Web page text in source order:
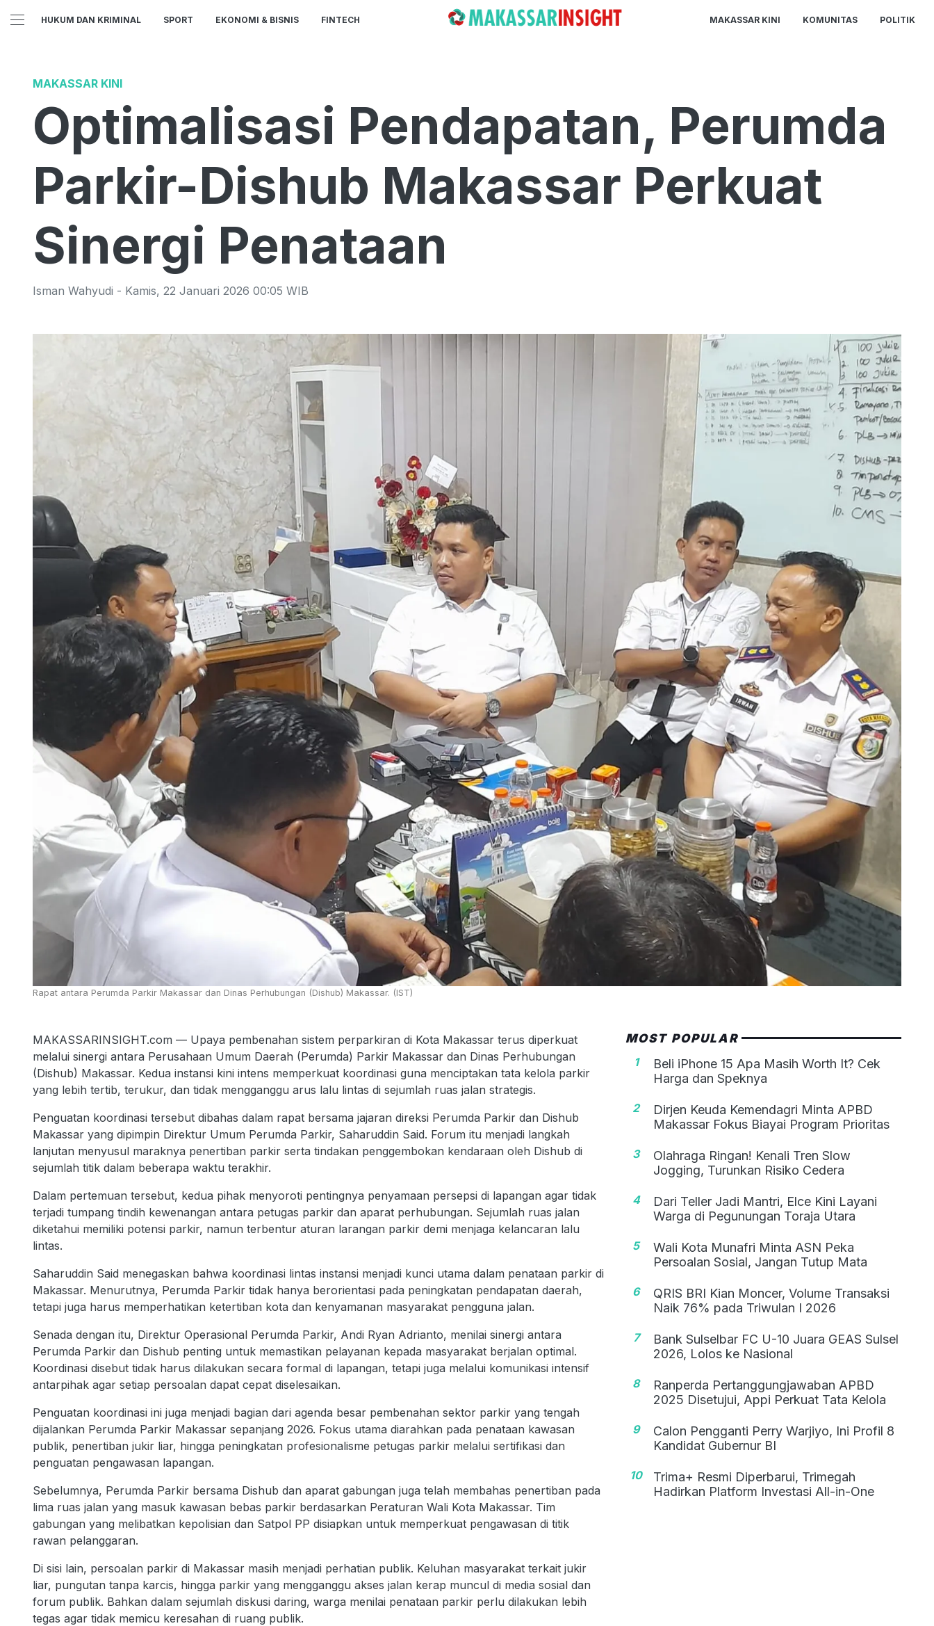
HUKUM DAN KRIMINAL SPORT EKONOMI & BISNIS FINTECH MAKASSAR KINI KOMUNITAS POLITIK
MAKASSAR KINI
Optimalisasi Pendapatan, Perumda
Parkir-Dishub Makassar Perkuat
Sinergi Penataan
Isman Wahyudi - Kamis, 22 Januari 2026 00:05 WIB
Rapat antara Perumda Parkir Makassar dan Dinas Perhubungan (Dishub) Makassar. (IST)
MAKASSARINSIGHT.com — Upaya pembenahan sistem perparkiran di Kota Makassar terus diperkuat
melalui sinergi antara Perusahaan Umum Daerah (Perumda) Parkir Makassar dan Dinas Perhubungan
(Dishub) Makassar. Kedua instansi kini intens memperkuat koordinasi guna menciptakan tata kelola parkir
yang lebih tertib, terukur, dan tidak mengganggu arus lalu lintas di sejumlah ruas jalan strategis.
Penguatan koordinasi tersebut dibahas dalam rapat bersama jajaran direksi Perumda Parkir dan Dishub
Makassar yang dipimpin Direktur Umum Perumda Parkir, Saharuddin Said. Forum itu menjadi langkah
lanjutan menyusul maraknya penertiban parkir serta tindakan penggembokan kendaraan oleh Dishub di
sejumlah titik dalam beberapa waktu terakhir.
Dalam pertemuan tersebut, kedua pihak menyoroti pentingnya penyamaan persepsi di lapangan agar tidak
terjadi tumpang tindih kewenangan antara petugas parkir dan aparat perhubungan. Sejumlah ruas jalan
diketahui memiliki potensi parkir, namun terbentur aturan larangan parkir demi menjaga kelancaran lalu
lintas.
Saharuddin Said menegaskan bahwa koordinasi lintas instansi menjadi kunci utama dalam penataan parkir di
Makassar. Menurutnya, Perumda Parkir tidak hanya berorientasi pada peningkatan pendapatan daerah,
tetapi juga harus memperhatikan ketertiban kota dan kenyamanan masyarakat pengguna jalan.
Senada dengan itu, Direktur Operasional Perumda Parkir, Andi Ryan Adrianto, menilai sinergi antara
Perumda Parkir dan Dishub penting untuk memastikan pelayanan kepada masyarakat berjalan optimal.
Koordinasi disebut tidak harus dilakukan secara formal di lapangan, tetapi juga melalui komunikasi intensif
antarpihak agar setiap persoalan dapat cepat diselesaikan.
Penguatan koordinasi ini juga menjadi bagian dari agenda besar pembenahan sektor parkir yang tengah
dijalankan Perumda Parkir Makassar sepanjang 2026. Fokus utama diarahkan pada penataan kawasan
publik, penertiban jukir liar, hingga peningkatan profesionalisme petugas parkir melalui sertifikasi dan
penguatan pengawasan lapangan.
Sebelumnya, Perumda Parkir bersama Dishub dan aparat gabungan juga telah membahas penertiban pada
lima ruas jalan yang masuk kawasan bebas parkir berdasarkan Peraturan Wali Kota Makassar. Tim
gabungan yang melibatkan kepolisian dan Satpol PP disiapkan untuk memperkuat pengawasan di titik
rawan pelanggaran.
Di sisi lain, persoalan parkir di Makassar masih menjadi perhatian publik. Keluhan masyarakat terkait jukir
liar, pungutan tanpa karcis, hingga parkir yang mengganggu akses jalan kerap muncul di media sosial dan
forum publik. Bahkan dalam sejumlah diskusi daring, warga menilai penataan parkir perlu dilakukan lebih
tegas agar tidak memicu keresahan di ruang publik.
MOST POPULAR
1
Beli iPhone 15 Apa Masih Worth It? Cek
Harga dan Speknya
2
Dirjen Keuda Kemendagri Minta APBD
Makassar Fokus Biayai Program Prioritas
3
Olahraga Ringan! Kenali Tren Slow
Jogging, Turunkan Risiko Cedera
4
Dari Teller Jadi Mantri, Elce Kini Layani
Warga di Pegunungan Toraja Utara
5
Wali Kota Munafri Minta ASN Peka
Persoalan Sosial, Jangan Tutup Mata
6
QRIS BRI Kian Moncer, Volume Transaksi
Naik 76% pada Triwulan I 2026
7
Bank Sulselbar FC U-10 Juara GEAS Sulsel
2026, Lolos ke Nasional
8
Ranperda Pertanggungjawaban APBD
2025 Disetujui, Appi Perkuat Tata Kelola
9
Calon Pengganti Perry Warjiyo, Ini Profil 8
Kandidat Gubernur BI
10
Trima+ Resmi Diperbarui, Trimegah
Hadirkan Platform Investasi All-in-One